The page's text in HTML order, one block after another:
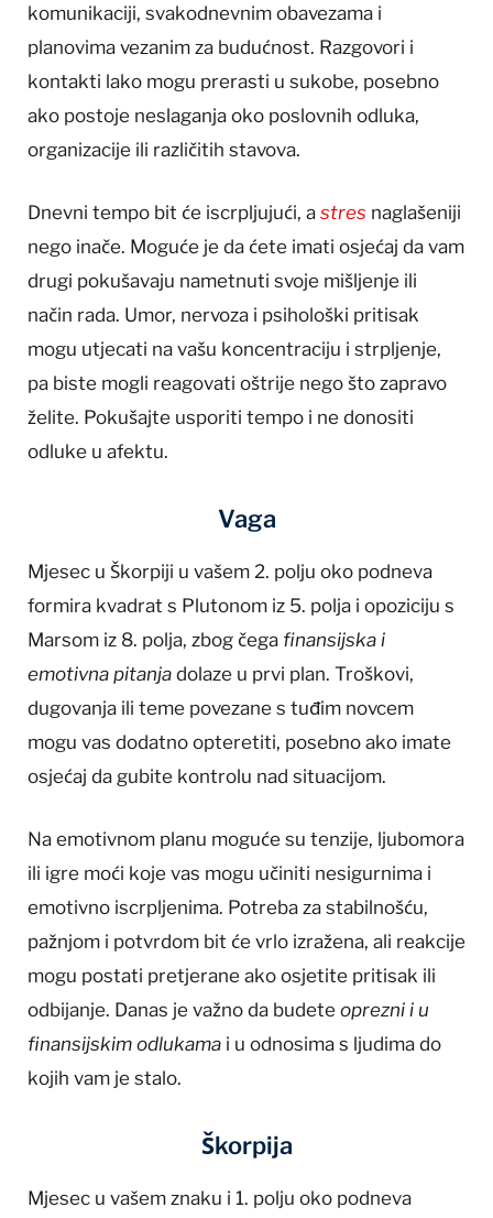
komunikaciji, svakodnevnim obavezama i
planovima vezanim za budućnost. Razgovori i
kontakti lako mogu prerasti u sukobe, posebno
ako postoje neslaganja oko poslovnih odluka,
organizacije ili različitih stavova.
Dnevni tempo bit će iscrpljujući, a stres naglašeniji
nego inače. Moguće je da ćete imati osjećaj da vam
drugi pokušavaju nametnuti svoje mišljenje ili
način rada. Umor, nervoza i psihološki pritisak
mogu utjecati na vašu koncentraciju i strpljenje,
pa biste mogli reagovati oštrije nego što zapravo
želite. Pokušajte usporiti tempo i ne donositi
odluke u afektu.
Vaga
Mjesec u Škorpiji u vašem 2. polju oko podneva
formira kvadrat s Plutonom iz 5. polja i opoziciju s
Marsom iz 8. polja, zbog čega finansijska i
emotivna pitanja dolaze u prvi plan. Troškovi,
dugovanja ili teme povezane s tuđim novcem
mogu vas dodatno opteretiti, posebno ako imate
osjećaj da gubite kontrolu nad situacijom.
Na emotivnom planu moguće su tenzije, ljubomora
ili igre moći koje vas mogu učiniti nesigurnima i
emotivno iscrpljenima. Potreba za stabilnošću,
pažnjom i potvrdom bit će vrlo izražena, ali reakcije
mogu postati pretjerane ako osjetite pritisak ili
odbijanje. Danas je važno da budete oprezni i u
finansijskim odlukama i u odnosima s ljudima do
kojih vam je stalo.
Škorpija
Mjesec u vašem znaku i 1. polju oko podneva